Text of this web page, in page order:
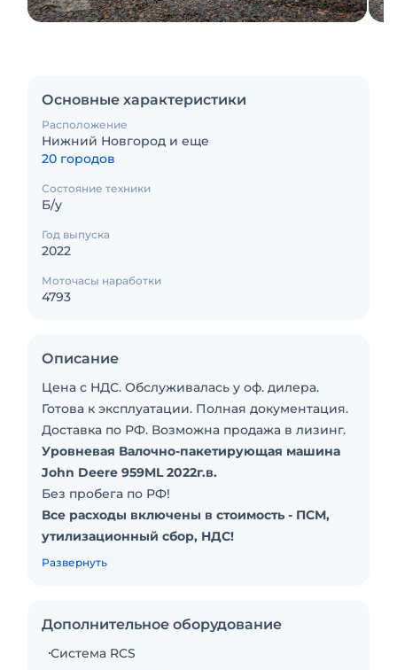
Основные характеристики
Расположение
Нижний Новгород и еще
20 городов
Состояние техники
Б/у
Год выпуска
2022
Моточасы наработки
4793
Описание
Цена с НДС. Обслуживалась у оф. дилера.
Готова к эксплуатации. Полная документация.
Доставка по РФ. Возможна продажа в лизинг.
Уровневая Валочно-пакетирующая машина
John Deere 959ML 2022г.в.
Без пробега по РФ!
Все расходы включены в стоимость - ПСМ,
утилизационный сбор, НДС!
Полная сервисная история
эксплуатации
Развернуть
Дополнительное оборудование
Система RCS